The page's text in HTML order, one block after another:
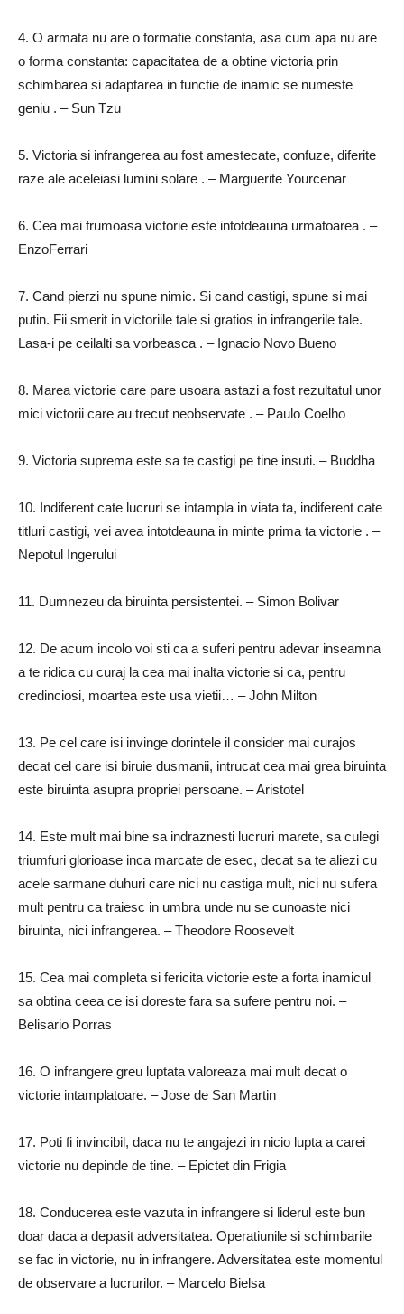
4. O armata nu are o formatie constanta, asa cum apa nu are
o forma constanta: capacitatea de a obtine victoria prin
schimbarea si adaptarea in functie de inamic se numeste
geniu . – Sun Tzu
5. Victoria si infrangerea au fost amestecate, confuze, diferite
raze ale aceleiasi lumini solare . – Marguerite Yourcenar
6. Cea mai frumoasa victorie este intotdeauna urmatoarea . –
EnzoFerrari
7. Cand pierzi nu spune nimic. Si cand castigi, spune si mai
putin. Fii smerit in victoriile tale si gratios in infrangerile tale.
Lasa-i pe ceilalti sa vorbeasca . – Ignacio Novo Bueno
8. Marea victorie care pare usoara astazi a fost rezultatul unor
mici victorii care au trecut neobservate . – Paulo Coelho
9. Victoria suprema este sa te castigi pe tine insuti. – Buddha
10. Indiferent cate lucruri se intampla in viata ta, indiferent cate
titluri castigi, vei avea intotdeauna in minte prima ta victorie . –
Nepotul Ingerului
11. Dumnezeu da biruinta persistentei. – Simon Bolivar
12. De acum incolo voi sti ca a suferi pentru adevar inseamna
a te ridica cu curaj la cea mai inalta victorie si ca, pentru
credinciosi, moartea este usa vietii… – John Milton
13. Pe cel care isi invinge dorintele il consider mai curajos
decat cel care isi biruie dusmanii, intrucat cea mai grea biruinta
este biruinta asupra propriei persoane. – Aristotel
14. Este mult mai bine sa indraznesti lucruri marete, sa culegi
triumfuri glorioase inca marcate de esec, decat sa te aliezi cu
acele sarmane duhuri care nici nu castiga mult, nici nu sufera
mult pentru ca traiesc in umbra unde nu se cunoaste nici
biruinta, nici infrangerea. – Theodore Roosevelt
15. Cea mai completa si fericita victorie este a forta inamicul
sa obtina ceea ce isi doreste fara sa sufere pentru noi. –
Belisario Porras
16. O infrangere greu luptata valoreaza mai mult decat o
victorie intamplatoare. – Jose de San Martin
17. Poti fi invincibil, daca nu te angajezi in nicio lupta a carei
victorie nu depinde de tine. – Epictet din Frigia
18. Conducerea este vazuta in infrangere si liderul este bun
doar daca a depasit adversitatea. Operatiunile si schimbarile
se fac in victorie, nu in infrangere. Adversitatea este momentul
de observare a lucrurilor. – Marcelo Bielsa